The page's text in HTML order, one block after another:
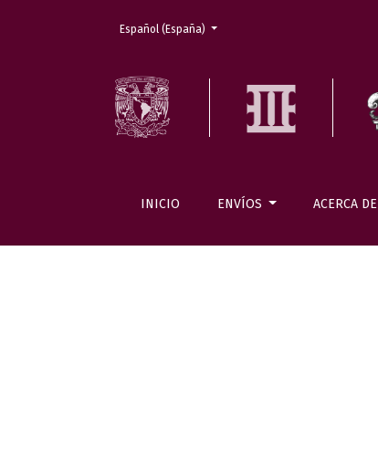
INICIO ENVÍOS ACERCA DE
Cambiar el idioma. El actual es:
Español (España)